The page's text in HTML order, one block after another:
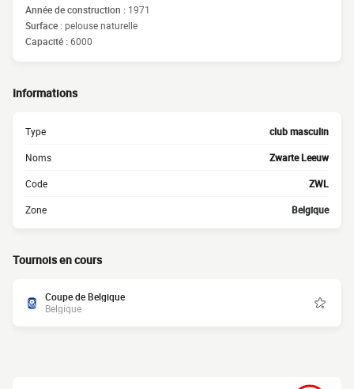
Année de construction : 1971
Surface :pelouse naturelle
Capacité :6000
Informations
Type club masculin
Noms Zwarte Leeuw
Code ZWL
Zone Belgique
Tournois en cours
Coupe de Belgique
Belgique